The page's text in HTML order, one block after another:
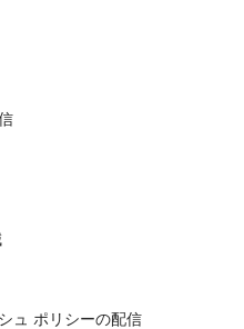
ュ ポリシーの配信